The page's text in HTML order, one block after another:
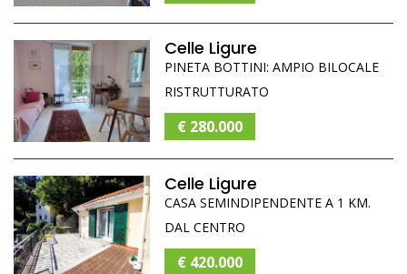
Celle Ligure
PINETA BOTTINI: AMPIO BILOCALE
RISTRUTTURATO
€ 280.000
Celle Ligure
CASA SEMINDIPENDENTE A 1 KM.
DAL CENTRO
€ 420.000